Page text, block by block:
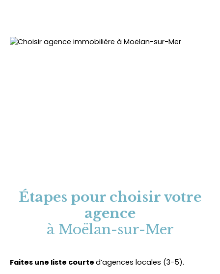
Étapes pour choisir votre
agence
à Moëlan-sur-Mer
Faites une liste courte d’agences locales (3-5).